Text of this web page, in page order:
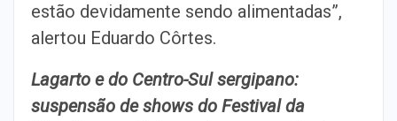
estão devidamente sendo alimentadas”,
alertou Eduardo Côrtes.
Lagarto e do Centro-Sul sergipano:
suspensão de shows do Festival da